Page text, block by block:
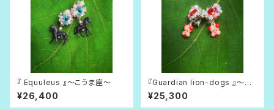
『 Equuleus 』〜こうま座〜
¥26,400
『Guardian lion-dogs 』〜狛
犬(こまいぬ)〜
¥25,300